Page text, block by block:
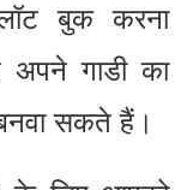
बुक करना
गाडी का
सकते हैं।